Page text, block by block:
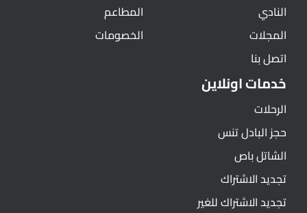
النادي
المجلات
اتصل بنا
المطاعم
الخصومات
خدمات اونلاين
الرحلات
حجز البادل تنس
الشاتل باص
تجديد الاشتراك
تجديد الاشتراك للغير